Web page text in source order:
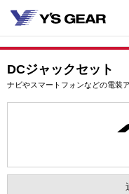
DCジャックセット
ナビやスマートフォンなどの電装